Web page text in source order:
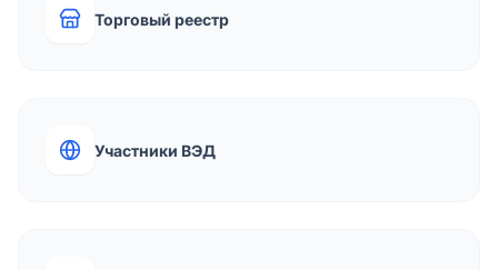
Торговый реестр
Участники ВЭД